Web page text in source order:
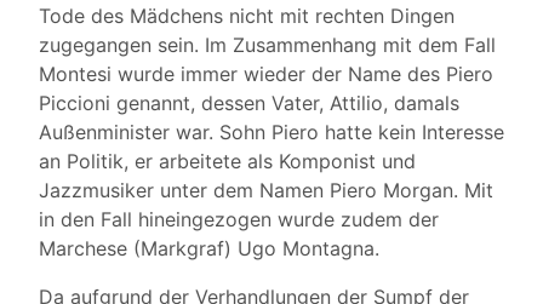
Tode des Mädchens nicht mit rechten Dingen
zugegangen sein. Im Zusammenhang mit dem Fall
Montesi wurde immer wieder der Name des Piero
Piccioni genannt, dessen Vater, Attilio, damals
Außenminister war. Sohn Piero hatte kein Interesse
an Politik, er arbeitete als Komponist und
Jazzmusiker unter dem Namen Piero Morgan. Mit
in den Fall hineingezogen wurde zudem der
Marchese (Markgraf) Ugo Montagna.
Da aufgrund der Verhandlungen der Sumpf der